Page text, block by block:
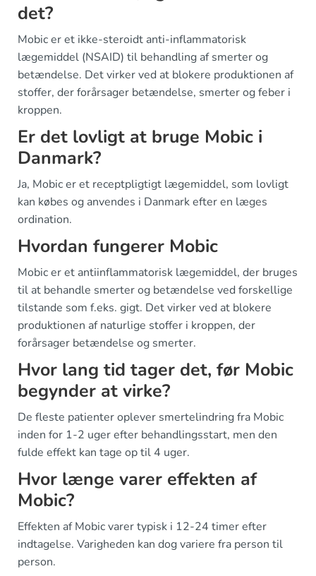
det?
Mobic er et ikke-steroidt anti-inflammatorisk
lægemiddel (NSAID) til behandling af smerter og
betændelse. Det virker ved at blokere produktionen af
stoffer, der forårsager betændelse, smerter og feber i
kroppen.
Er det lovligt at bruge Mobic i
Danmark?
Ja, Mobic er et receptpligtigt lægemiddel, som lovligt
kan købes og anvendes i Danmark efter en læges
ordination.
Hvordan fungerer Mobic
Mobic er et antiinflammatorisk lægemiddel, der bruges
til at behandle smerter og betændelse ved forskellige
tilstande som f.eks. gigt. Det virker ved at blokere
produktionen af naturlige stoffer i kroppen, der
forårsager betændelse og smerter.
Hvor lang tid tager det, før Mobic
begynder at virke?
De fleste patienter oplever smertelindring fra Mobic
inden for 1-2 uger efter behandlingsstart, men den
fulde effekt kan tage op til 4 uger.
Hvor længe varer effekten af
Mobic?
Effekten af Mobic varer typisk i 12-24 timer efter
indtagelse. Varigheden kan dog variere fra person til
person.